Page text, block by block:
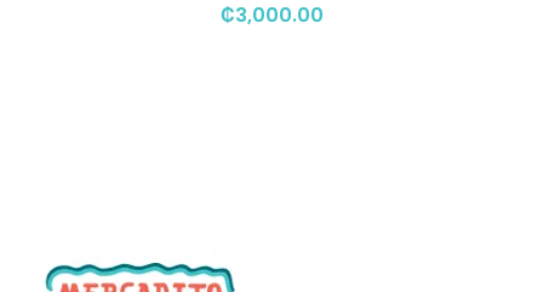
₡3,000.00